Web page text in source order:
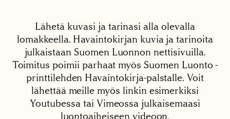
Lähetä kuvasi ja tarinasi alla olevalla
lomakkeella. Havaintokirjan kuvia ja tarinoita
julkaistaan Suomen Luonnon nettisivuilla.
Toimitus poimii parhaat myös Suomen Luonto -
printtilehden Havaintokirja-palstalle. Voit
lähettää meille myös linkin esimerkiksi
Youtubessa tai Vimeossa julkaisemaasi
luontoaiheiseen videoon.